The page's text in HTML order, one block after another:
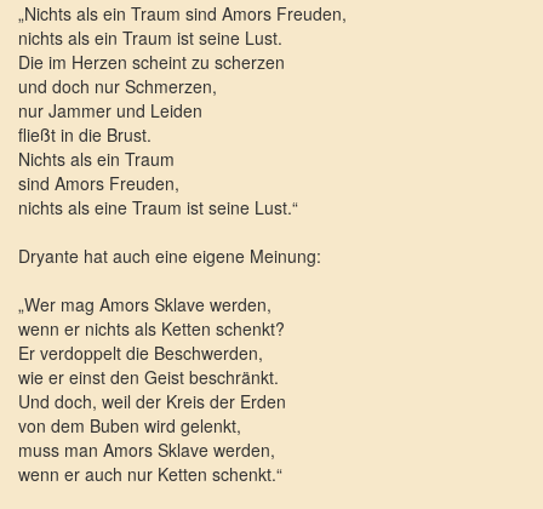
„Nichts als ein Traum sind Amors Freuden,
nichts als ein Traum ist seine Lust.
Die im Herzen scheint zu scherzen
und doch nur Schmerzen,
nur Jammer und Leiden
fließt in die Brust.
Nichts als ein Traum
sind Amors Freuden,
nichts als eine Traum ist seine Lust.“
Dryante hat auch eine eigene Meinung:
„Wer mag Amors Sklave werden,
wenn er nichts als Ketten schenkt?
Er verdoppelt die Beschwerden,
wie er einst den Geist beschränkt.
Und doch, weil der Kreis der Erden
von dem Buben wird gelenkt,
muss man Amors Sklave werden,
wenn er auch nur Ketten schenkt.“